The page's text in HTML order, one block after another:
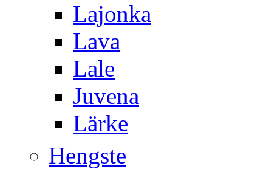
Lajonka
Lava
Lale
Juvena
Lärke
Hengste